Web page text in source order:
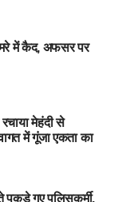
में कैद, अफसर पर
मेहंदी से
में गूंजा एकता का
पकड़े गए पुलिसकर्मी,